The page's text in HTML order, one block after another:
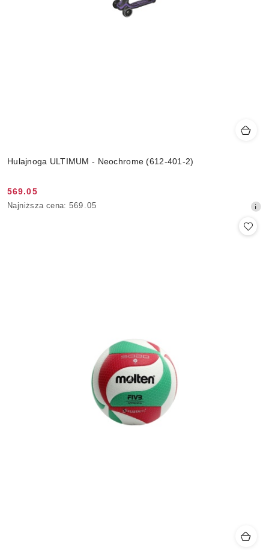
Hulajnoga ULTIMUM - Neochrome (612-401-2)
Cena
promocyjna:
569.05
Najniższa
Najniższa cena: 569.05